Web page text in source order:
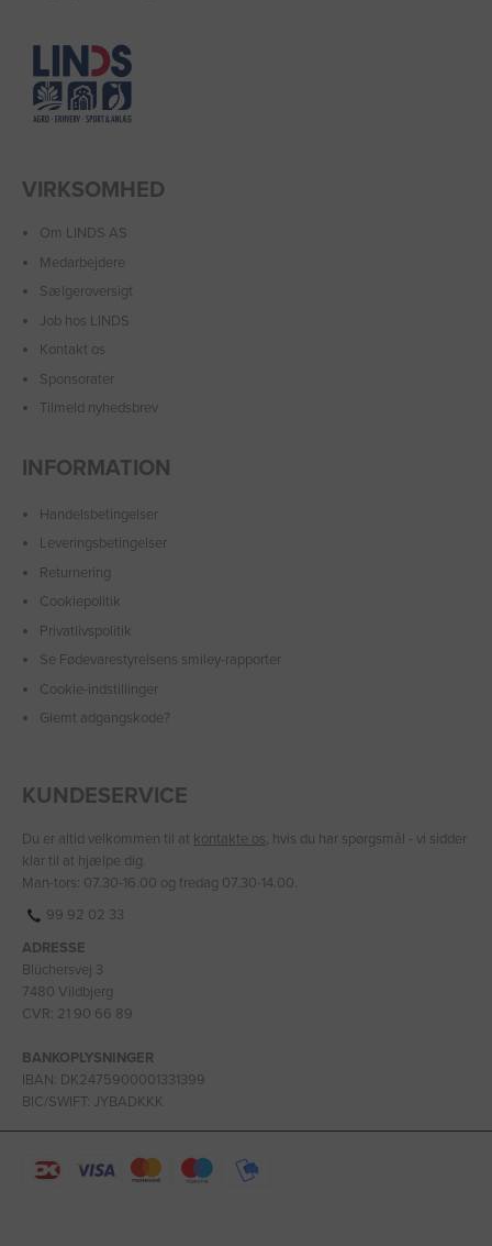
VIRKSOMHED
Om LINDS AS
Medarbejdere
Sælgeroversigt
Job hos LINDS
Kontakt os
Sponsorater
Tilmeld nyhedsbrev
INFORMATION
Handelsbetingelser
Leveringsbetingelser
Returnering
Cookiepolitik
Privatlivspolitik
Se Fødevarestyrelsens smiley-rapporter
Cookie-indstillinger
Glemt adgangskode?
KUNDESERVICE
Du er altid velkommen til at kontakte os, hvis du har spørgsmål - vi sidder
klar til at hjælpe dig.
Man-tors: 07.30-16.00 og fredag 07.30-14.00.
99 92 02 33
ADRESSE
Blüchersvej 3
7480 Vildbjerg
CVR: 21 90 66 89
BANKOPLYSNINGER
IBAN: DK2475900001331399
BIC/SWIFT: JYBADKKK